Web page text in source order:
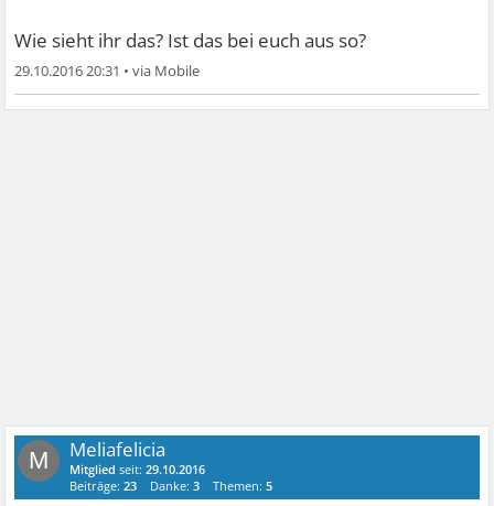
Wie sieht ihr das? Ist das bei euch aus so?
29.10.2016 20:31 •
M Meliafelicia
Mitglied seit:29.10.2016
Beiträge:23 Danke:3 Themen:5